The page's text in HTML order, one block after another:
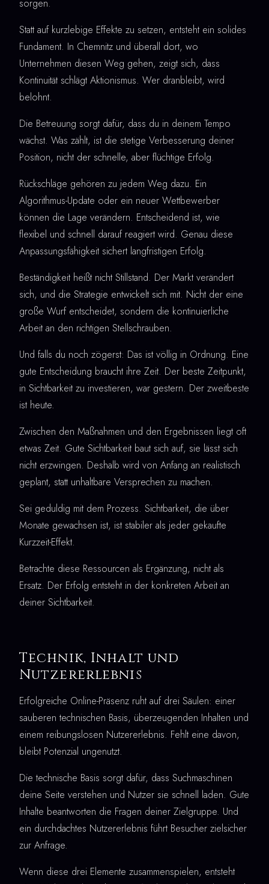
sorgen.
Statt auf kurzlebige Effekte zu setzen, entsteht ein solides
Fundament. In Chemnitz und überall dort, wo
Unternehmen diesen Weg gehen, zeigt sich, dass
Kontinuität schlägt Aktionismus. Wer dranbleibt, wird
belohnt.
Die Betreuung sorgt dafür, dass du in deinem Tempo
wächst. Was zählt, ist die stetige Verbesserung deiner
Position, nicht der schnelle, aber flüchtige Erfolg.
Rückschläge gehören zu jedem Weg dazu. Ein
Algorithmus-Update oder ein neuer Wettbewerber
können die Lage verändern. Entscheidend ist, wie
flexibel und schnell darauf reagiert wird. Genau diese
Anpassungsfähigkeit sichert langfristigen Erfolg.
Beständigkeit heißt nicht Stillstand. Der Markt verändert
sich, und die Strategie entwickelt sich mit. Nicht der eine
große Wurf entscheidet, sondern die kontinuierliche
Arbeit an den richtigen Stellschrauben.
Und falls du noch zögerst: Das ist völlig in Ordnung. Eine
gute Entscheidung braucht ihre Zeit. Der beste Zeitpunkt,
in Sichtbarkeit zu investieren, war gestern. Der zweitbeste
ist heute.
Zwischen den Maßnahmen und den Ergebnissen liegt oft
etwas Zeit. Gute Sichtbarkeit baut sich auf, sie lässt sich
nicht erzwingen. Deshalb wird von Anfang an realistisch
geplant, statt unhaltbare Versprechen zu machen.
Sei geduldig mit dem Prozess. Sichtbarkeit, die über
Monate gewachsen ist, ist stabiler als jeder gekaufte
Kurzzeit-Effekt.
Betrachte diese Ressourcen als Ergänzung, nicht als
Ersatz. Der Erfolg entsteht in der konkreten Arbeit an
deiner Sichtbarkeit.
Technik, Inhalt und
Nutzererlebnis
Erfolgreiche Online-Präsenz ruht auf drei Säulen: einer
sauberen technischen Basis, überzeugenden Inhalten und
einem reibungslosen Nutzererlebnis. Fehlt eine davon,
bleibt Potenzial ungenutzt.
Die technische Basis sorgt dafür, dass Suchmaschinen
deine Seite verstehen und Nutzer sie schnell laden. Gute
Inhalte beantworten die Fragen deiner Zielgruppe. Und
ein durchdachtes Nutzererlebnis führt Besucher zielsicher
zur Anfrage.
Wenn diese drei Elemente zusammenspielen, entsteht